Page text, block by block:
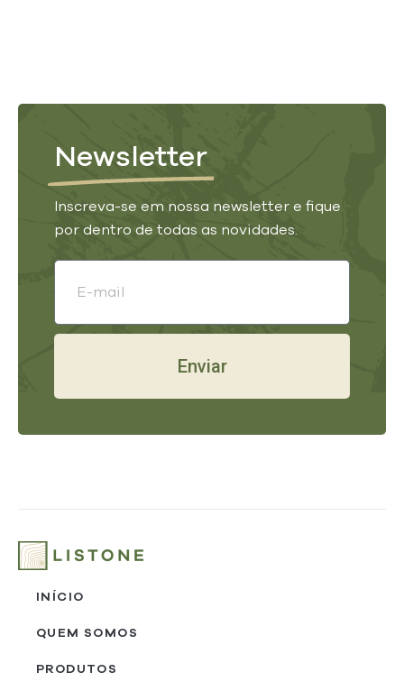
Newsletter
Inscreva-se em nossa newsletter e fique
por dentro de todas as novidades.
Enviar
INÍCIO
QUEM SOMOS
PRODUTOS